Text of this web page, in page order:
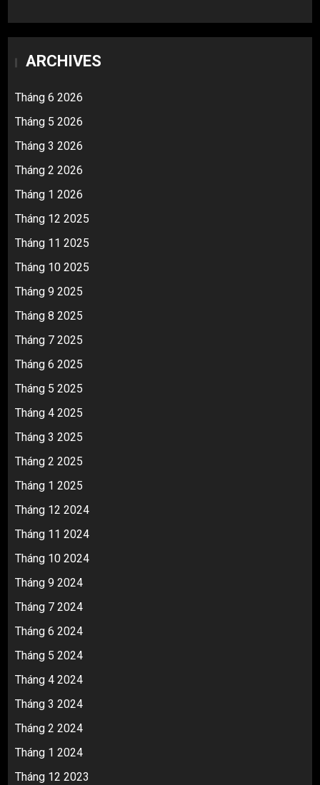
ARCHIVES
Tháng 6 2026
Tháng 5 2026
Tháng 3 2026
Tháng 2 2026
Tháng 1 2026
Tháng 12 2025
Tháng 11 2025
Tháng 10 2025
Tháng 9 2025
Tháng 8 2025
Tháng 7 2025
Tháng 6 2025
Tháng 5 2025
Tháng 4 2025
Tháng 3 2025
Tháng 2 2025
Tháng 1 2025
Tháng 12 2024
Tháng 11 2024
Tháng 10 2024
Tháng 9 2024
Tháng 7 2024
Tháng 6 2024
Tháng 5 2024
Tháng 4 2024
Tháng 3 2024
Tháng 2 2024
Tháng 1 2024
Tháng 12 2023